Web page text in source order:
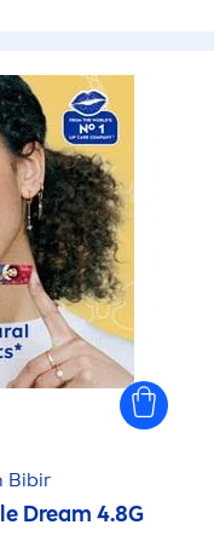
Bibir
Dream 4.8G